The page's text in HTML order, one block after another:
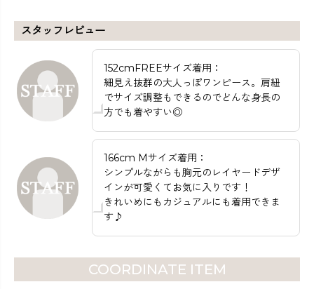
スタッフレビュー
152cmFREEサイズ着用：
細見え抜群の大人っぽワンピース。肩紐
でサイズ調整もできるのでどんな身長の
方でも着やすい◎
166cm Mサイズ着用：
シンプルながらも胸元のレイヤードデザ
インが可愛くてお気に入りです！
きれいめにもカジュアルにも着用できま
す♪
COORDINATE ITEM